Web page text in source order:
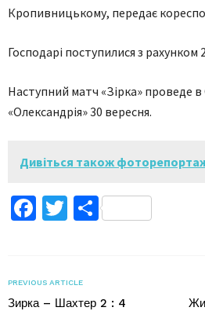
Кропивницькому, передає
Господарі поступилися з рахунком
Наступний матч «Зірка» проведе в
«Олександрія» 30 вересня.
Дивіться також
Facebook
Twitter
PREVIOUS ARTICLE
Зирка – Шахтер 2 : 4